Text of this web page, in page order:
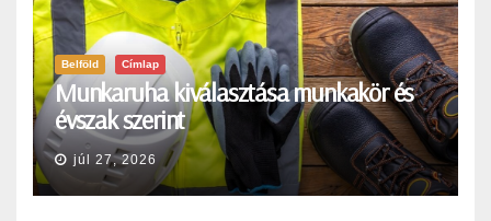
Belföld Címlap
Munkaruha kiválasztása munkakör és
évszak szerint
júl 27, 2026